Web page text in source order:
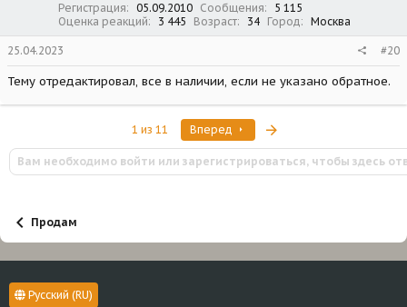
Регистрация 05.09.2010 Сообщения
5 115
Оценка реакций
3 445 Возраст 34 Город Москва
25.04.2023 #20
Тему отредактировал, все в наличии, если не указано обратное.
1 из 11 Вперед
Вам необходимо войти или зарегистрироваться, чтобы здесь
Продам
Русский (RU)